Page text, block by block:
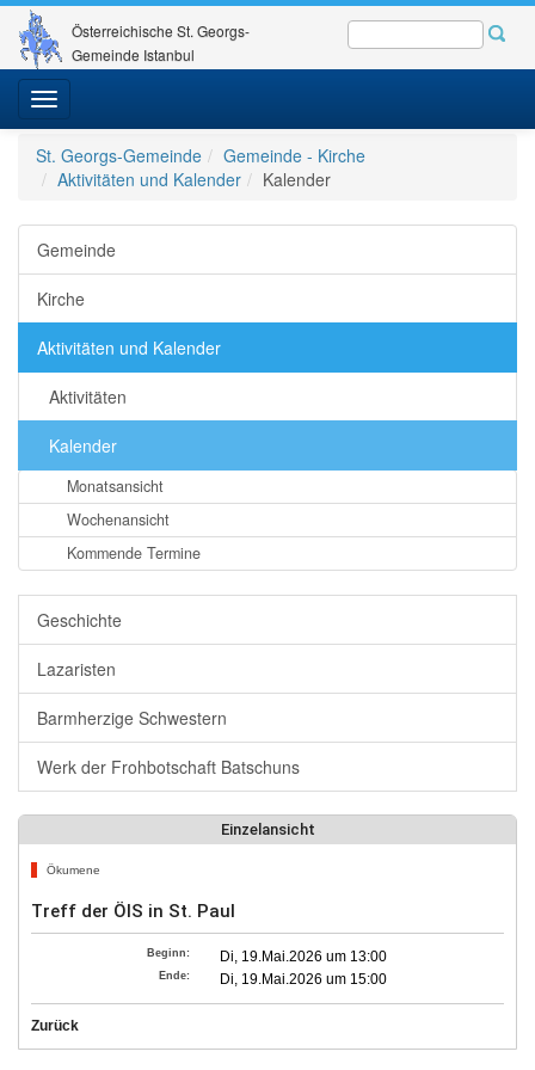
Österreichische St. Georgs-
Gemeinde Istanbul
Toggle
navigation
St. Georgs-Gemeinde
Gemeinde - Kirche
Aktivitäten und Kalender
Kalender
Gemeinde
Kirche
Aktivitäten und Kalender
Aktivitäten
Kalender
Monatsansicht
Wochenansicht
Kommende Termine
Geschichte
Lazaristen
Barmherzige Schwestern
Werk der Frohbotschaft Batschuns
Einzelansicht
Ökumene
Treff der ÖIS in St. Paul
Beginn: Di, 19.Mai.2026 um 13:00
Ende: Di, 19.Mai.2026 um 15:00
Zurück